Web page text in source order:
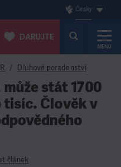
Česky
DARUJTE
MENU
Dluhové poradenství
stát 1700
tisíc. Člověk v
článek